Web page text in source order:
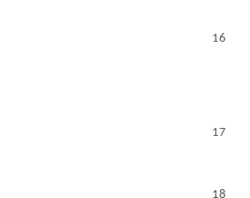
16
17
18